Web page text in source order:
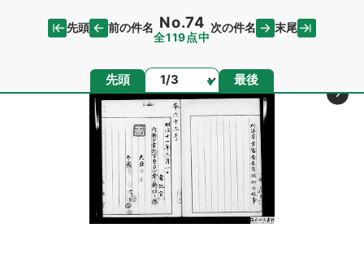
先頭 前の件名 No.74
全119点中
次の件名 末尾
先頭 ページ 最後